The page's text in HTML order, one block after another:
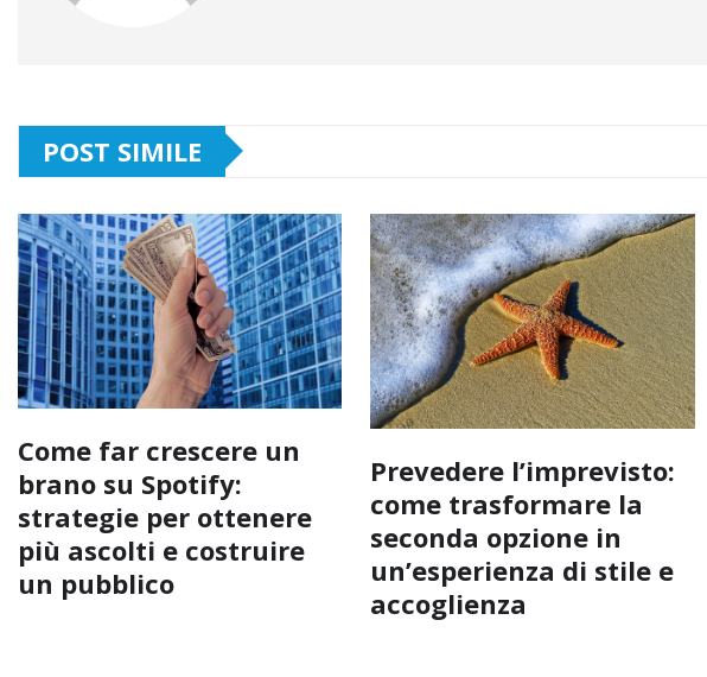
POST SIMILE
Come far crescere un
brano su Spotify:
strategie per ottenere
più ascolti e costruire
un pubblico
Prevedere l’imprevisto:
come trasformare la
seconda opzione in
un’esperienza di stile e
accoglienza